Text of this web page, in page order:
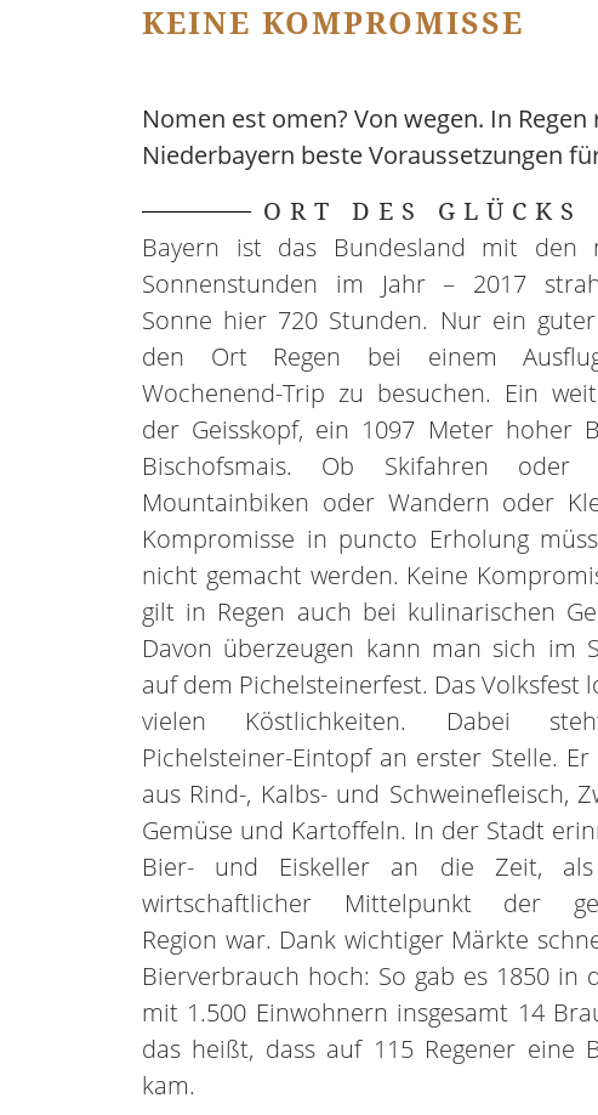
KEINE KOMPROMISSE
Nomen est omen? Von wegen. In
Niederbayern beste Voraussetzungen
ORT DES GLÜCKS
Bayern ist das Bundesland mit den
Sonnenstunden im Jahr – 2017
Sonne hier 720 Stunden. Nur ein
den Ort Regen bei einem
Wochenend-Trip zu besuchen. Ein
der Geisskopf, ein 1097 Meter hoher
Bischofsmais. Ob Skifahren oder
Mountainbiken oder Wandern oder
Kompromisse in puncto Erholung
nicht gemacht werden. Keine
gilt in Regen auch bei kulinarischen
Davon überzeugen kann man sich im
auf dem Pichelsteinerfest. Das Volksfest
vielen Köstlichkeiten. Dabei
Pichelsteiner-Eintopf an erster Stelle.
aus Rind-, Kalbs- und Schweinefleisch,
Gemüse und Kartoffeln. In der Stadt
Bier- und Eiskeller an die Zeit, als
wirtschaftlicher Mittelpunkt der
Region war. Dank wichtiger Märkte
Bierverbrauch hoch: So gab es 1850 in
mit 1.500 Einwohnern insgesamt 14
das heißt, dass auf 115 Regener eine
kam.